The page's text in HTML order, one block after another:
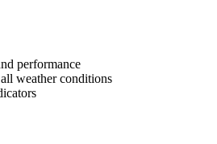
performance
weather conditions